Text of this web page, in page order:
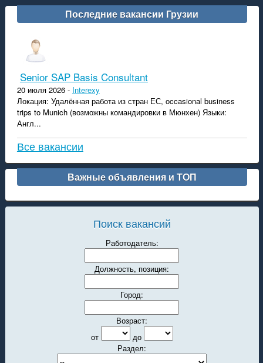
Последние вакансии Грузии
Senior SAP Basis Consultant
20 июля 2026 - Interexy
Локация: Удалённая работа из стран ЕС, occasional business
trips to Munich (возможны командировки в Мюнхен) Языки:
Англ...
Все вакансии
Важные объявления и ТОП
Поиск вакансий
Работодатель:
Должность, позиция:
Город:
Возраст:
от
до
Раздел: